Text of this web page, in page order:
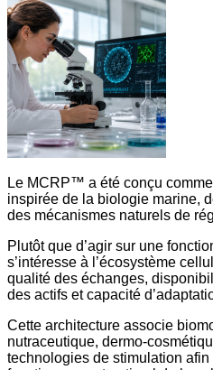
Le MCRP™ a été conçu
inspirée de la biologie marine,
des mécanismes naturels de
Plutôt que d’agir sur une
s’intéresse à l’écosystème
qualité des échanges,
des actifs et capacité
Cette architecture associe
nutraceutique, dermo-
technologies de stimulation